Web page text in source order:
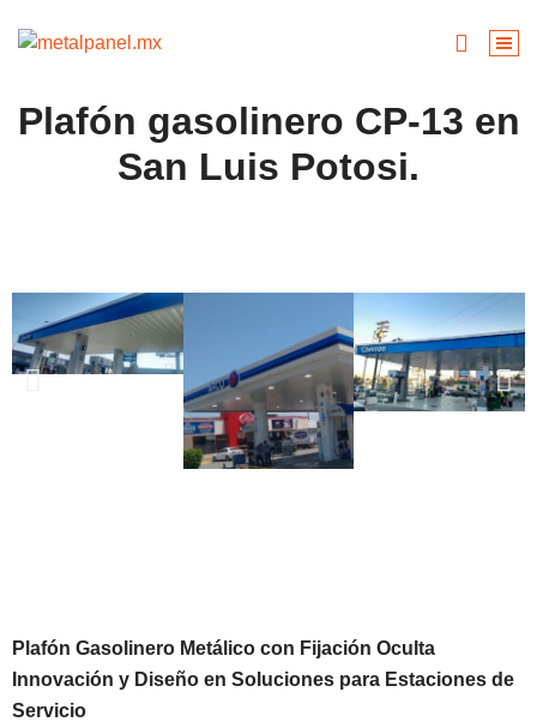
Plafón gasolinero CP-13 en
San Luis Potosi.
Plafón Gasolinero Metálico con Fijación Oculta
Innovación y Diseño en Soluciones para Estaciones de
Servicio